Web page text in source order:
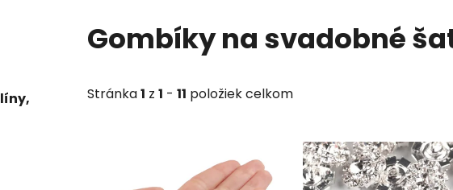
Gombíky na svadobné
Stránka1 z 1 - 11 položiek celkom